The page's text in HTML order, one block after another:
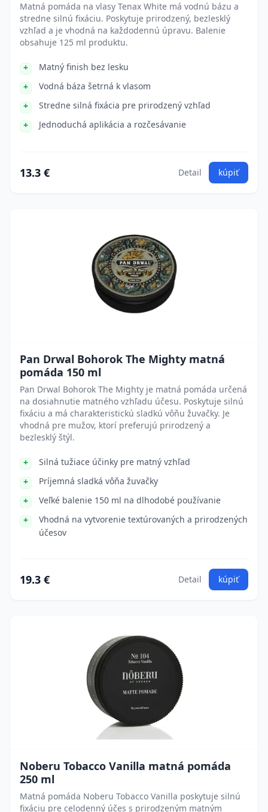
Matná pomáda na vlasy Tenax White má vodnú bázu a
stredne silnú fixáciu. Poskytuje prirodzený, bezlesklý
vzhľad a je vhodná na každodennú úpravu. Balenie
obsahuje 125 ml produktu.
Matný finish bez lesku
Vodná báza šetrná k vlasom
Stredne silná fixácia pre prirodzený vzhľad
Jednoduchá aplikácia a rozčesávanie
13.3 € Detail kúpiť
Pan Drwal Bohorok The Mighty matná
pomáda 150 ml
Pan Drwal Bohorok The Mighty je matná pomáda určená
na dosiahnutie matného vzhľadu účesu. Poskytuje silnú
fixáciu a má charakteristickú sladkú vôňu žuvačky. Je
vhodná pre mužov, ktorí preferujú prirodzený a
bezlesklý štýl.
Silná tužiace účinky pre matný vzhľad
Príjemná sladká vôňa žuvačky
Veľké balenie 150 ml na dlhodobé používanie
Vhodná na vytvorenie textúrovaných a prirodzených
účesov
19.3 € Detail kúpiť
Noberu Tobacco Vanilla matná pomáda
250 ml
Matná pomáda Noberu Tobacco Vanilla poskytuje silnú
fixáciu pre celodenný účes s prirodzeným matným